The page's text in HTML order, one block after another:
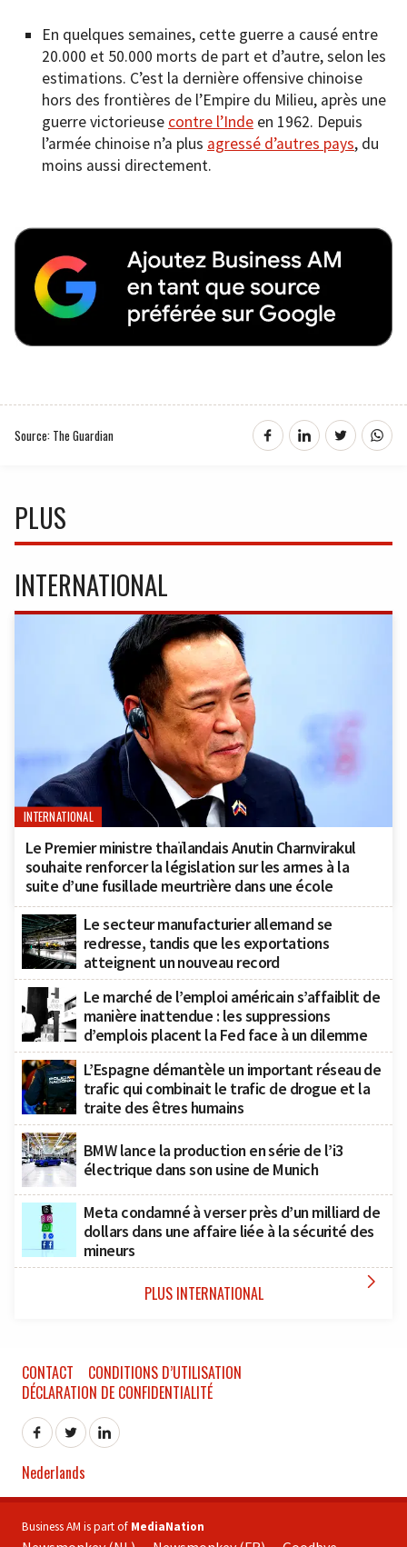
En quelques semaines, cette guerre a causé entre
20.000 et 50.000 morts de part et d’autre, selon les
estimations. C’est la dernière offensive chinoise
hors des frontières de l’Empire du Milieu, après une
guerre victorieuse contre l’Inde en 1962. Depuis
l’armée chinoise n’a plus agressé d’autres pays, du
moins aussi directement.
Source: The Guardian
PLUS
INTERNATIONAL
INTERNATIONAL
Le Premier ministre thaïlandais Anutin Charnvirakul
souhaite renforcer la législation sur les armes à la
suite d’une fusillade meurtrière dans une école
Le secteur manufacturier allemand se
redresse, tandis que les exportations
atteignent un nouveau record
Le marché de l’emploi américain s’affaiblit de
manière inattendue : les suppressions
d’emplois placent la Fed face à un dilemme
L’Espagne démantèle un important réseau de
trafic qui combinait le trafic de drogue et la
traite des êtres humains
BMW lance la production en série de l’i3
électrique dans son usine de Munich
Meta condamné à verser près d’un milliard de
dollars dans une affaire liée à la sécurité des
mineurs
PLUS INTERNATIONAL 
CONTACT
CONDITIONS D’UTILISATION
DÉCLARATION DE CONFIDENTIALITÉ
Nederlands
Business AM is part of MediaNation